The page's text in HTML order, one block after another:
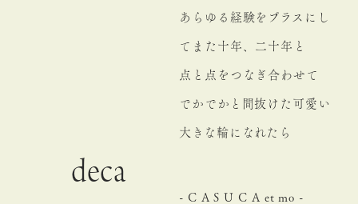
deca
あらゆる経験をプラスにし
てまた十年、二十年と
点と点をつなぎ合わせて
でかでかと間抜けた可愛い
大きな輪になれたら
- C A S U C A et mo -